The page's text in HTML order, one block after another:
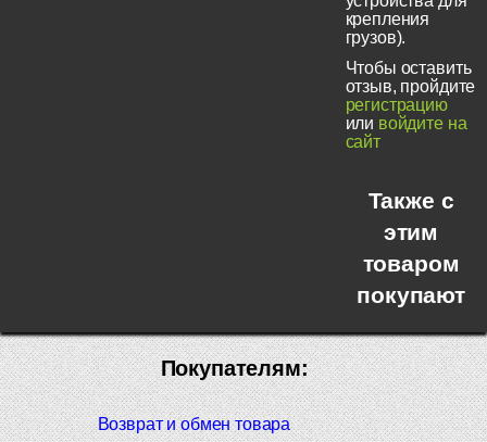
крепления
грузов).
Чтобы оставить
отзыв, пройдите
регистрацию
или войдите на
сайт
Также с
этим
товаром
покупают
Покупателям:
Возврат и обмен товара